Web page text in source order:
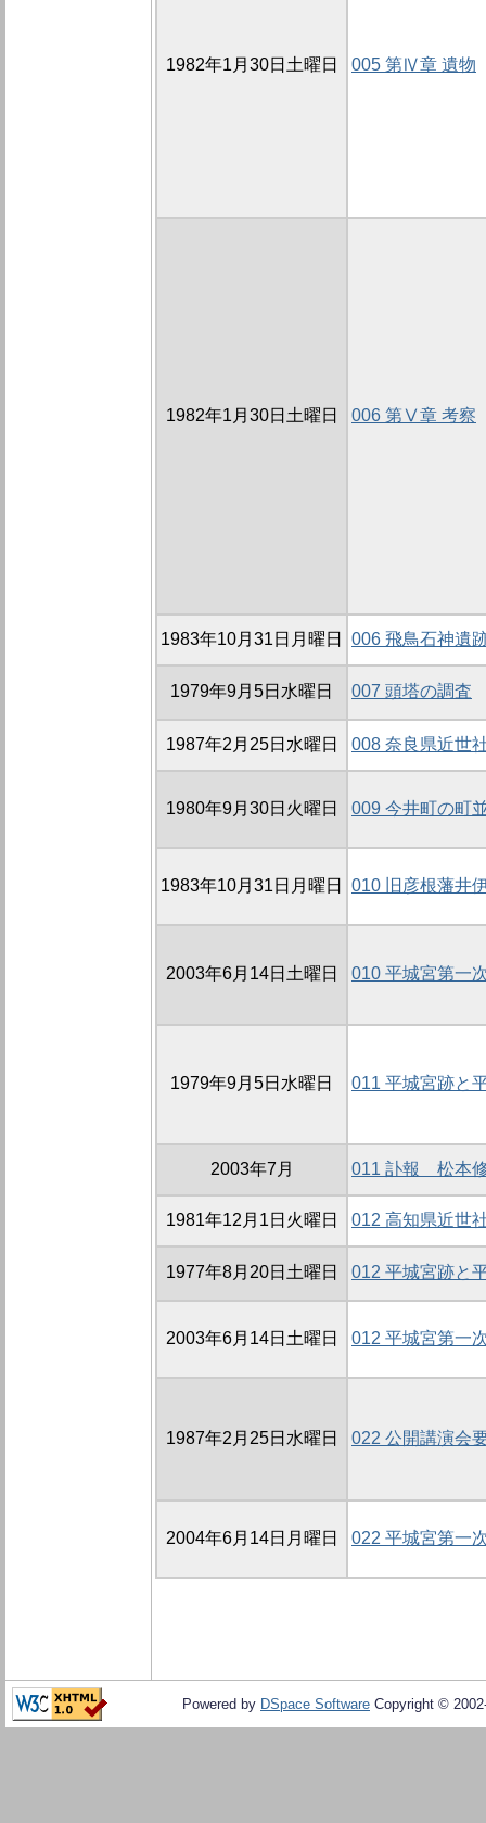
1982年1月30日土曜日 005 第Ⅳ章 遺物
1982年1月30日土曜日 006 第Ⅴ章 考察
1983年10月31日月曜日 006 飛鳥石神遺
1979年9月5日水曜日 007 頭塔の調査
1987年2月25日水曜日 008 奈良県近世
1980年9月30日火曜日 009 今井町の町
1983年10月31日月曜日 010 旧彦根藩井
2003年6月14日土曜日 010 平城宮第一
1979年9月5日水曜日 011 平城宮跡と
2003年7月 011 訃報 松本
1981年12月1日火曜日 012 高知県近世
1977年8月20日土曜日 012 平城宮跡と
2003年6月14日土曜日 012 平城宮第一
1987年2月25日水曜日 022 公開講演会
2004年6月14日月曜日 022 平城宮第一
Powered by DSpace Software Copyright ©